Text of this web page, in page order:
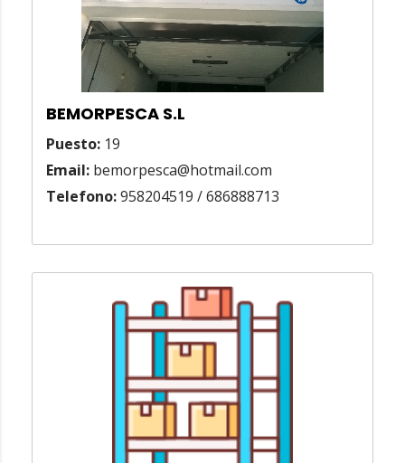
BEMORPESCA S.L
Puesto: 19
Email: bemorpesca@hotmail.com
Telefono:958204519 / 686888713